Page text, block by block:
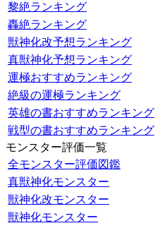
黎絶ランキング
轟絶ランキング
獣神化改予想ランキング
真獣神化予想ランキング
運極おすすめランキング
絶級の運極ランキング
英雄の書おすすめランキング
戦型の書おすすめランキング
モンスター評価一覧
全モンスター評価図鑑
真獣神化モンスター
獣神化改モンスター
獣神化モンスター